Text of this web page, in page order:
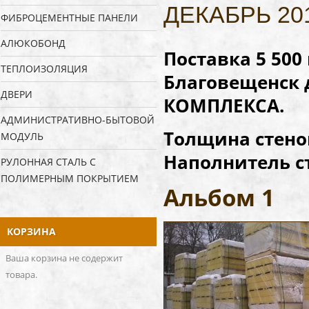
ФИБРОЦЕМЕНТНЫЕ ПАНЕЛИ
АЛЮКОБОНД
ТЕПЛОИЗОЛЯЦИЯ
ДВЕРИ
АДМИНИСТРАТИВНО-БЫТОВОЙ
МОДУЛЬ
РУЛОННАЯ СТАЛЬ С
ПОЛИМЕРНЫМ ПОКРЫТИЕМ
КОРЗИНА
Ваша корзина не содержит
товара.
ДЕКАБРЬ
Поставка 5
Благовещенск
КОМПЛЕКСА.
Толщина
Наполнитель
Альбом 1